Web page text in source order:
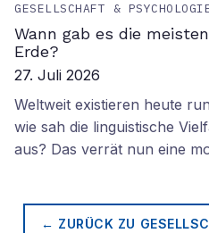
GESELLSCHAFT &
Wann gab es die
Erde?
27. Juli 2026
Weltweit existieren heute
wie sah die linguistische
aus? Das verrät nun eine
← ZURÜCK ZU